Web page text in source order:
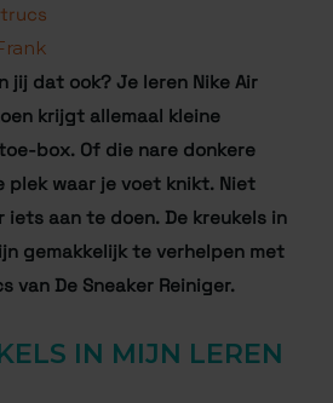
jij dat ook? Je leren Nike Air
krijgt allemaal kleine
box. Of die nare donkere
plek waar je voet knikt. Niet
iets aan te doen. De kreukels in
gemakkelijk te verhelpen met
van De Sneaker Reiniger.
IN MIJN LEREN